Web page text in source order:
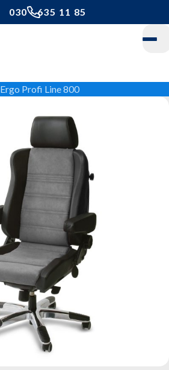
030 - 635 11 85
Onze stoelen
24-uurs stoel
Bestelwagenstoel
Cabinestoel
Camperstoel
Personenautostoel
Scheepvaartstoel
Vrachtwagenstoel
Ergo Profi Line 800